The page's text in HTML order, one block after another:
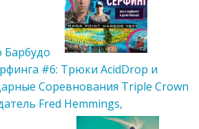
Барбудо
#6: Трюки AcidDrop и
Соревнования Triple Crown
Fred Hemmings,